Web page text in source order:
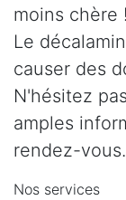
moins chère !
Le
causer des
N'hésitez
amples
rendez-vous.
Nos services